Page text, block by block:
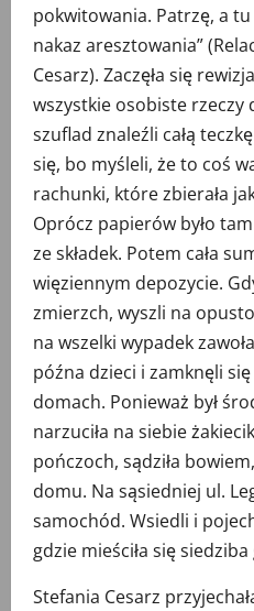
pokwitowania. Patrzę, a
nakaz aresztowania”
Cesarz). Zaczęła się
wszystkie osobiste rzeczy
szuflad znaleźli całą
się, bo myśleli, że to coś
rachunki, które zbierała
Oprócz papierów było
ze składek. Potem cała
więziennym depozycie.
zmierzch, wyszli na
na wszelki wypadek
późna dzieci i zamknęli
domach. Ponieważ był
narzuciła na siebie
pończoch, sądziła
domu. Na sąsiedniej ul.
samochód. Wsiedli i
gdzie mieściła się
Stefania Cesarz